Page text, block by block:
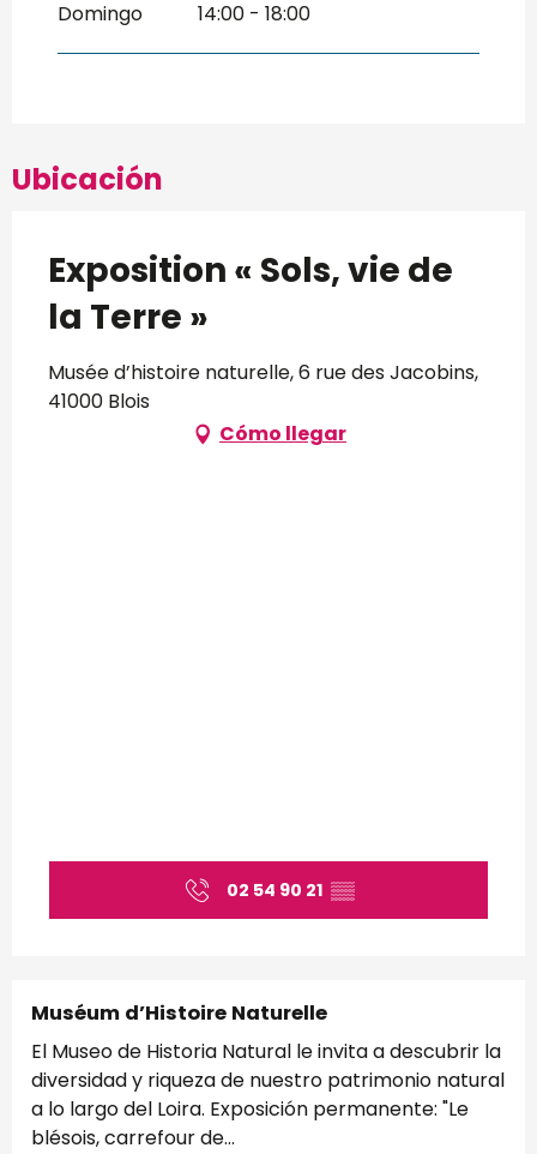
Domingo 14:00 - 18:00
Ubicación
Exposition « Sols, vie de
la Terre »
Musée d’histoire naturelle, 6 rue des Jacobins,
41000 Blois
Cómo llegar
02 54 90 21 ▒▒
Muséum d’Histoire Naturelle
El Museo de Historia Natural le invita a descubrir la
diversidad y riqueza de nuestro patrimonio natural
a lo largo del Loira. Exposición permanente: "Le
blésois, carrefour de...